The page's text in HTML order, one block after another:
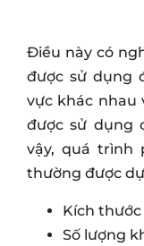
Điều này có
được sử dụng
vực khác nhau
được sử dụng
vậy, quá trình
thường được
Kích
Số lượng